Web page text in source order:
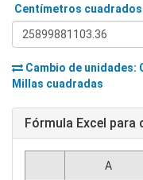
Centímetros cuadrados
Cambio de unidades:
Millas cuadradas
Fórmula Excel para
A